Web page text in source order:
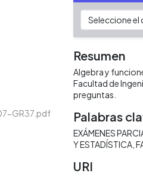
GR37.pdf
Resumen
Algebra y
Facultad de
preguntas.
Palabras
EXÁMENES
Y ESTADÍSTICA
URI